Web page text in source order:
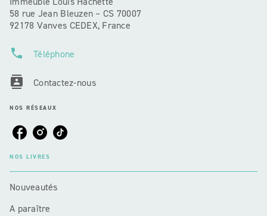
58 rue Jean Bleuzen – CS 70007
92178 Vanves CEDEX, France
phone Téléphone
contacts Contactez-nous
NOS RÉSEAUX
NOS LIVRES
Nouveautés
A paraître